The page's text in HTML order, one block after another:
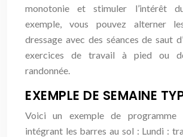
monotonie et stimuler l’intérêt
exemple, vous pouvez alterner
dressage avec des séances de saut
exercices de travail à pied ou
randonnée.
EXEMPLE DE SEMAINE
Voici un exemple de programme
intégrant les barres au sol : Lundi :